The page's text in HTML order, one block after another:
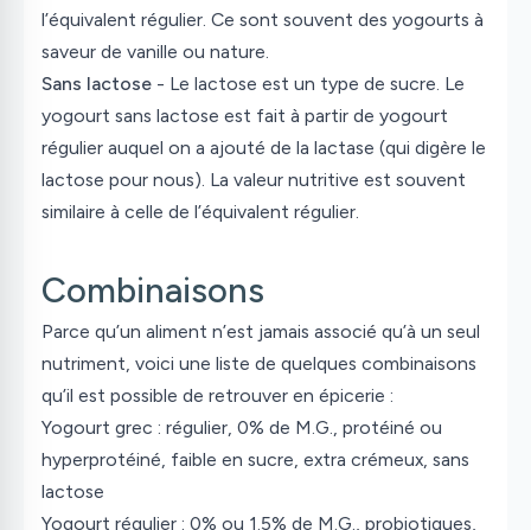
l’équivalent régulier. Ce sont souvent des yogourts à
saveur de vanille ou nature.
Sans lactose - Le lactose est un type de sucre. Le
yogourt sans lactose est fait à partir de yogourt
régulier auquel on a ajouté de la lactase (qui digère le
lactose pour nous). La valeur nutritive est souvent
similaire à celle de l’équivalent régulier.
Combinaisons
Parce qu’un aliment n’est jamais associé qu’à un seul
nutriment, voici une liste de quelques combinaisons
qu’il est possible de retrouver en épicerie :
Yogourt grec : régulier, 0% de M.G., protéiné ou
hyperprotéiné, faible en sucre, extra crémeux, sans
lactose
Yogourt régulier : 0% ou 1.5% de M.G., probiotiques,